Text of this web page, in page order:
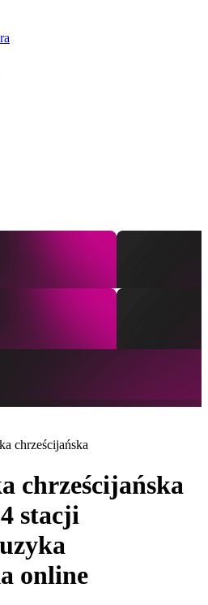
chrześcijańska
chrześcijańska
stacji
online